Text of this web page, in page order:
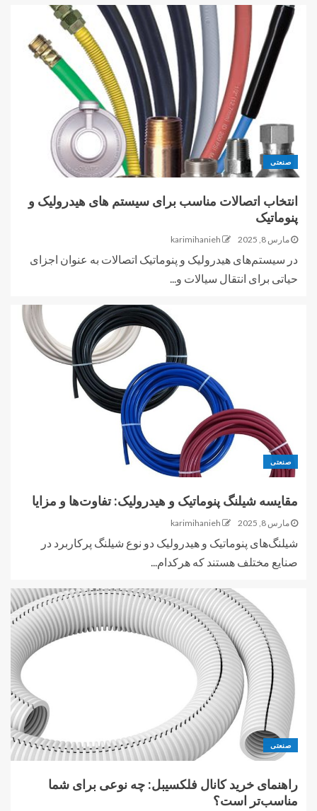
صنعتی
انتخاب اتصالات مناسب برای سیستم های هیدرولیک و
پنوماتیک
مارس 8, 2025 karimihanieh
در سیستم‌های هیدرولیک و پنوماتیک اتصالات به عنوان اجزای
حیاتی برای انتقال سیالات و...
صنعتی
مقایسه شیلنگ پنوماتیک و هیدرولیک: تفاوت‌ها و مزایا
مارس 8, 2025 karimihanieh
شیلنگ‌های پنوماتیک و هیدرولیک دو نوع شیلنگ پرکاربرد در
صنایع مختلف هستند که هرکدام...
صنعتی
راهنمای خرید کانال فلکسیبل: چه نوعی برای شما
مناسب‌تر است؟